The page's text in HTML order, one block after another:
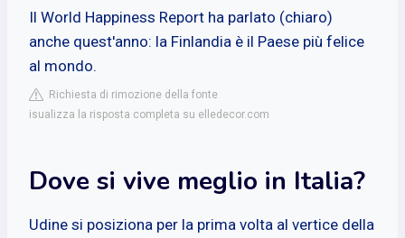
Il World Happiness Report ha parlato (chiaro)
anche quest'anno: la Finlandia è il Paese più felice
al mondo.
Richiesta di rimozione della fonte
isualizza la risposta completa su elledecor.com
Dove si vive meglio in Italia?
Udine si posiziona per la prima volta al vertice della